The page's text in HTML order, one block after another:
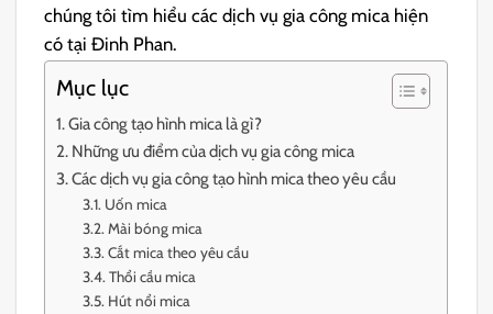
chúng tôi tìm hiểu các dịch vụ gia công mica hiện
có tại Đinh Phan.
Mục lục
Gia công tạo hình mica là gì?
Những ưu điểm của dịch vụ gia công mica
Các dịch vụ gia công tạo hình mica theo yêu cầu
Uốn mica
Mài bóng mica
Cắt mica theo yêu cầu
Thổi cầu mica
Hút nổi mica